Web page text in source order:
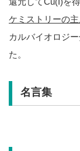
ケミストリーの
カルバイオロジ
た。
名言集